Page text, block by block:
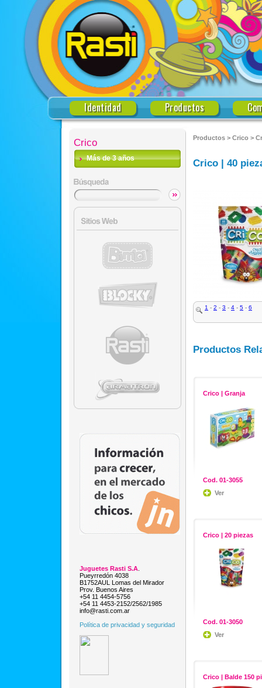
Identidad Productos
Crico
Más de 3 años
Juguetes Rasti S.A
Pueyrredón 4038
B1752AUL Lomas del Mirador
Prov. Buenos Aires
+54 11 4454-5756
+54 11 4453-2152/2562/1985
info@rasti.com.ar
Política de privacidad y seguridad
Productos > Crico >
Crico | 40
1 - 2 - 3 - 4 - 5 - 6
Productos
Crico | Granja
Cod. 01-3055
Ver
Crico | 20 piezas
Cod. 01-3050
Ver
Crico | Balde 150